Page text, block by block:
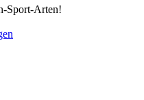
Sport-Arten!